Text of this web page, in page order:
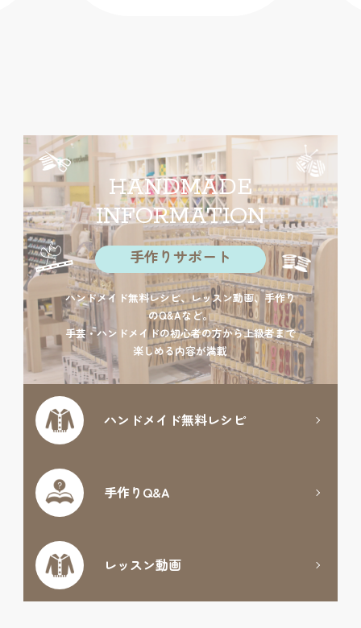
HANDMADE
INFORMATION
手作りサポート
ハンドメイド無料レシピ、レッスン動画、手作り
のQ&Aなど。
手芸・ハンドメイドの初心者の方から上級者まで
楽しめる内容が満載
ハンドメイド無料レシピ
手作りQ&A
レッスン動画